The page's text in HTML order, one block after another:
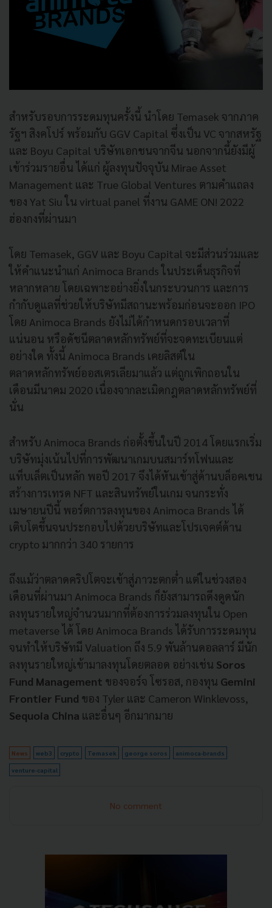
สำหรับรอบการระดมทุนครั้งนี้ นำโดย Temasek จากภาค
รัฐฯ สิงคโปร์ พร้อมกับ GGV Capital ซึ่งเป็น VC จากสหรัฐ
และ Boyu Capital บริษัทเอกชนจากจีน นอกจากนี้ยังมีผู้
เข้าร่วมรายอื่น ได้แก่ ผู้ลงทุนปัจจุบัน Mirae Asset
Management และ True Global Ventures ตามคำแถลง
ของ Yat Siu ใน virtual panel ที่งาน GAME ON! 2022
ฮ่องกงที่ผ่านมา
โดย Temasek, GGV และ Boyu Capital จะมีส่วนร่วมและ
ให้คำแนะนำแก่ Animoca Brands ในประเด็นธุรกิจที่
หลากหลาย โดยเฉพาะอย่างยิ่งในกระบวนการ และการ
กำกับดูแลที่ช่วยให้บริษัทมีสถานะพร้อมก่อนจะออก IPO
โดย Animoca Brands ยังไม่ได้กำหนดกรอบเวลาที่
แน่นอน หรือดัชนีตลาดหลักทรัพย์ที่จะจดทะเบียนแต่
อย่างใด ทั้งนี้ Animoca Brands เคยลิสต์ใน
ตลาดหลักทรัพย์ออสเตรเลียมาแล้ว แต่ถูกเพิกถอนใน
เดือนมีนาคม 2020 เนื่องจากละเมิดกฎตลาดหลักทรัพย์ที่
นั่น
สำหรับ Animoca Brands ก่อตั้งขึ้นในปี 2014 โดยแรกเริ่ม
บริษัทมุ่งเน้นไปที่การพัฒนาเกมบนสมาร์ทโฟนและ
แท็บเล็ตเป็นหลัก พอปี 2017 จึงได้หันเข้าสู่ด้านบล็อคเชน
สร้างการเทรด NFT และสินทรัพย์ในเกม จนกระทั่ง
เมษายนปีนี้ พอร์ตการลงทุนของ Animoca Brands ได้
เติบโตขึ้นจนประกอบไปด้วยบริษัทและโปรเจคต์ด้าน
crypto มากกว่า 340 รายการ
ถึงแม้ว่าตลาดคริปโตจะเข้าสู่ภาวะตกต่ำ แต่ในช่วงสอง
เดือนที่ผ่านมา Animoca Brands ก็ยังสามารถดึงดูดนัก
ลงทุนรายใหญ่จำนวนมากที่ต้องการร่วมลงทุนใน Open
metaverse ได้ โดย Animoca Brands ได้รับการระดมทุน
จนทำให้บริษัทมี Valuation ถึง 5.9 พันล้านดอลลาร์ มีนัก
ลงทุนรายใหญ่เข้ามาลงทุนโดยตลอด อย่างเช่น Soros
Fund Management ของจอร์จ โซรอส, กองทุน Gemini
Frontier Fund ของ Tyler และ Cameron Winklevoss,
Sequoia China และอื่นๆ อีกมากมาย
News web3 crypto Temasek george soros animoca-brands
venture-capital
No comment